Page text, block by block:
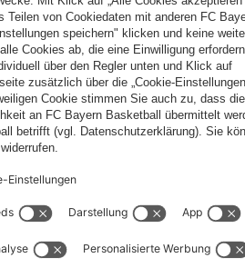
einen Sieg gegen die Bayern
reicht dagegen schon ein Remis
Shepelev, Andriyevskyi, Vitinho -
so wie gewünscht - hier gibt es